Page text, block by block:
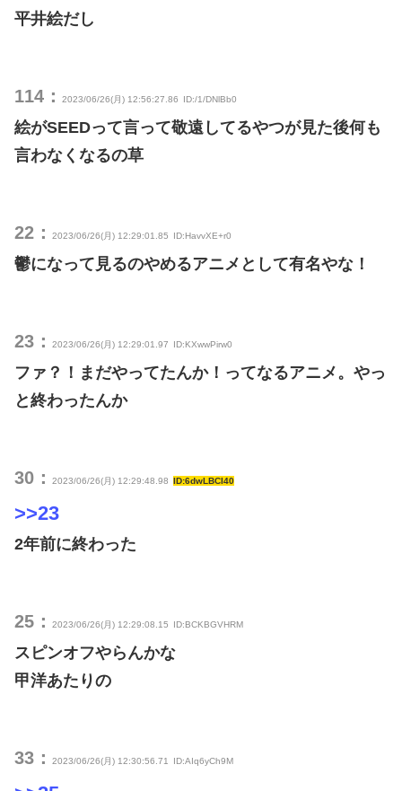
平井絵だし
114： 2023/06/26(月) 12:56:27.86 ID:/1/DNlBb0
絵がSEEDって言って敬遠してるやつが見た後何も
言わなくなるの草
22： 2023/06/26(月) 12:29:01.85 ID:HavvXE+r0
鬱になって見るのやめるアニメとして有名やな！
23： 2023/06/26(月) 12:29:01.97 ID:KXwwPirw0
ファ？！まだやってたんか！ってなるアニメ。やっ
と終わったんか
30： 2023/06/26(月) 12:29:48.98 ID:6dwLBCI40
>>23
2年前に終わった
25： 2023/06/26(月) 12:29:08.15 ID:BCKBGVHRM
スピンオフやらんかな
甲洋あたりの
33： 2023/06/26(月) 12:30:56.71 ID:AIq6yCh9M